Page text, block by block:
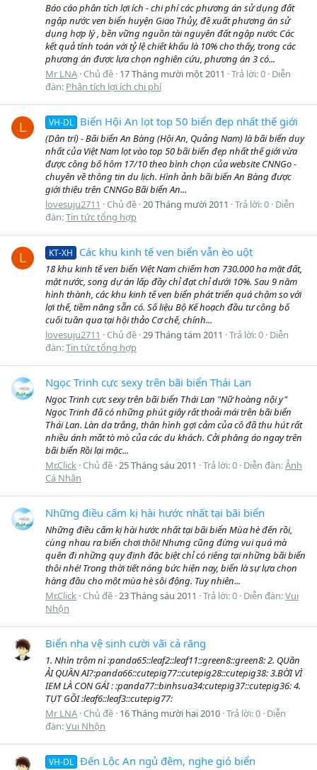
Báo cáo phân tích lợi ích - chi phí các phương án sử dụng đất
ngập nước ven biển huyện Giao Thủy, đề xuất phương án sử
dụng hợp lý , bền vững nguồn tài nguyên đất ngập nước Các
kết quả tính toán với tỷ lệ chiết khấu là 10% cho thấy, trong các
phương án được lựa chọn nghiên cứu, phương án 3 có...
Mr LNA Chủ đề 17 Tháng mười một 2011 Trả lời: 0 Diễn
đàn: Phân tích lợi ích chi phí
L VH-DL Biển Hội An lọt top 50 biển đẹp nhất thế giới
(Dân trí) - Bãi biển An Bàng (Hội An, Quảng Nam) là bãi biển duy
nhất của Việt Nam lọt vào top 50 bãi biển đẹp nhất thế giới vừa
được công bố hôm 17/10 theo bình chọn của website CNNGo -
chuyên về thông tin du lịch. Hình ảnh bãi biển An Bàng được
giới thiệu trên CNNGo Bãi biển An...
lovesuju2711
Chủ đề 20 Tháng mười 2011 Trả lời: 0 Diễn
đàn:Tin tức tổng hợp
L KT-XH Các khu kinh tế ven biển vẫn èo uột
18 khu kinh tế ven biển Việt Nam chiếm hơn 730.000 ha mặt đất,
mặt nước, song dự án lấp đầy chỉ đạt chỉ dưới 10%. Sau 9 năm
hình thành, các khu kinh tế ven biển phát triển quá chậm so với
lợi thế, tiềm năng sẵn có. Số liệu Bộ Kế hoạch đầu tư công bố
cuối tuần qua tại hội thảo Cơ chế, chính...
lovesuju2711
Chủ đề 29 Tháng tám 2011 Trả lời: 0 Diễn
đàn:Tin tức tổng hợp
Ngọc Trinh cực sexy trên bãi biển Thái Lan
Ngọc Trinh cực sexy trên bãi biển Thái Lan "Nữ hoàng nội y"
Ngọc Trinh đã có những phút giây rất thoải mái trên bãi biển
Thái Lan. Làn da trắng, thân hình gợi cảm của cô đã thu hút rất
nhiều ánh mắt tò mò của các du khách. Cởi phăng áo ngay trên
bãi biển Rồi lại mặc...
Mr.Click Chủ đề 25 Tháng sáu 2011 Trả lời: 0 Diễn đàn:Ảnh
Cá Nhân
Những điều cấm kị hài hước nhất tại bãi biển
Những điều cấm kị hài hước nhất tại bãi biển Mùa hè đến rồi,
cùng nhau ra biển chơi thôi! Nhưng cũng đừng vui quá mà
quên đi những quy định đặc biệt chỉ có riêng tại những bãi biển
thôi nhé! Trong thời tiết nóng bức hiện nay, biển là sự lựa chọn
hàng đầu cho một mùa hè sôi động. Tuy nhiên...
Mr.Click Chủ đề 23 Tháng sáu 2011 Trả lời: 0 Diễn đàn:Vui
Nhộn
Biển nha vệ sinh cười vãi cả răng
1. Nhìn trộm nì :panda65::leaf2::leaf11::green8::green8: 2. QUần
ẢI QUẦN AI?:panda66::cutepig77::cutepig28::cutepig38: 3.BỜI VÌ
IEM LÀ CON GÁI : :panda77::binhsua34:cutepig37::cutepig36: 4.
TỤT GỒI :leaf6::leaf3::cutepig77:
Mr LNA Chủ đề 16 Tháng mười hai 2010 Trả lời: 0 Diễn
đàn:Vui Nhộn
VH-DL Đến Lộc An ngủ đêm, nghe gió biển